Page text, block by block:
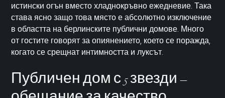
истински огън вместо хладнокръвно ежедневие. Така
става ясно защо това място е абсолютно изключение
в областта на берлинските публични домове. Много
от гостите говорят за опиянението, което се поражда,
когато се срещнат интимността и луксът.
Публичен дом с 5 звезди –